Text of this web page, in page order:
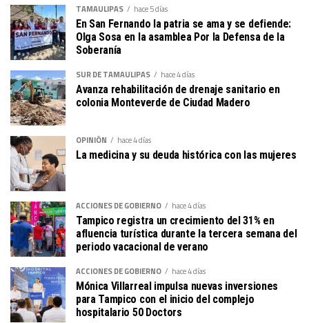
TAMAULIPAS hace 5 días
En San Fernando la patria se ama y se defiende:
Olga Sosa en la asamblea Por la Defensa de la
Soberanía
SUR DE TAMAULIPAS hace 4 días
Avanza rehabilitación de drenaje sanitario en
colonia Monteverde de Ciudad Madero
OPINIÓN hace 4 días
La medicina y su deuda histórica con las mujeres
ACCIONES DE GOBIERNO hace 4 días
Tampico registra un crecimiento del 31% en
afluencia turística durante la tercera semana del
periodo vacacional de verano
ACCIONES DE GOBIERNO hace 4 días
Mónica Villarreal impulsa nuevas inversiones
para Tampico con el inicio del complejo
hospitalario 50 Doctors